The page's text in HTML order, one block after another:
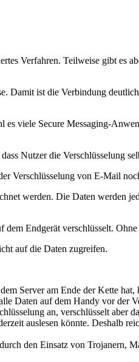
Verfahren. Teilweise gibt es
Damit ist die Verbindung
viele Secure Messaging-
Nutzer die Verschlüsselung
Verschlüsselung von E-Mail
werden. Die Daten werden
Endgerät verschlüsselt.
auf die Daten zugreifen.
Server am Ende der Kette
Daten auf dem Handy vor der
an, verschlüsselt aber
auslesen könnte. Deshalb
den Einsatz von Trojanern,